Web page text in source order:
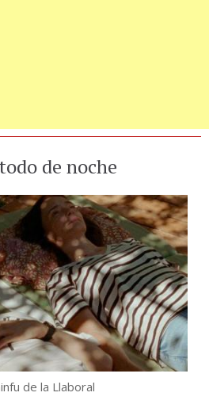
de noche
de la Llaboral